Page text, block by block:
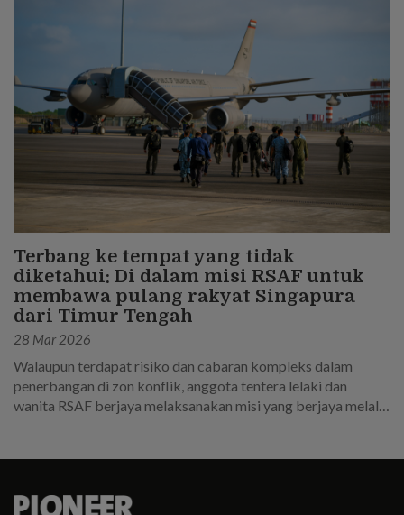
Terbang ke tempat yang tidak
diketahui: Di dalam misi RSAF untuk
membawa pulang rakyat Singapura
dari Timur Tengah
28 Mar 2026
Walaupun terdapat risiko dan cabaran kompleks dalam
penerbangan di zon konflik, anggota tentera lelaki dan
wanita RSAF berjaya melaksanakan misi yang berjaya melalui